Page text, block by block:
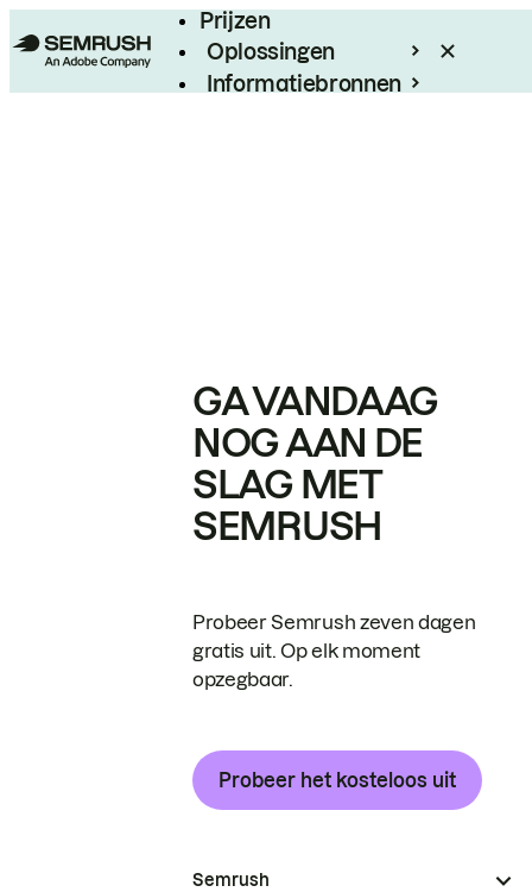
Prijzen
Oplossingen
Informatiebronnen
GA VANDAAG
NOG AAN DE
SLAG MET
SEMRUSH
Probeer Semrush zeven dagen
gratis uit. Op elk moment
opzegbaar.
Probeer het kosteloos uit
Semrush